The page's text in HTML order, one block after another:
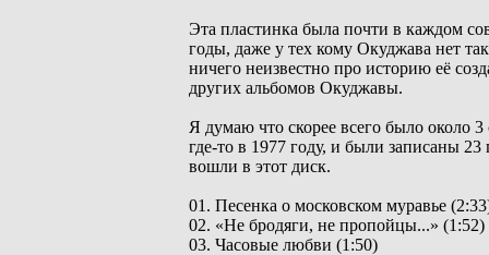
Эта пластинка была почти в каждом
годы, даже у тех кому Окуджава нет
ничего неизвестно про историю её
других альбомов Окуджавы.
Я думаю что скорее всего было около
где-то в 1977 году, и были записаны
вошли в этот диск.
01. Песенка о московском муравье
02. «Не бродяги, не пропойцы...» (1:52)
03. Часовые любви (1:50)